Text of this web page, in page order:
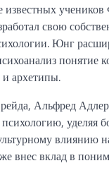
известных
свою
Юнг
понятие
и архетипы.
Альфред
уделяя
влиянию
внес вклад в